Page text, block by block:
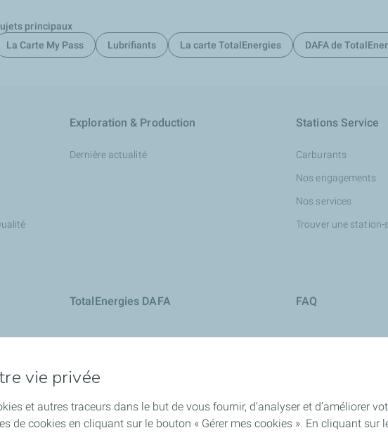
principaux
La Carte My Pass
Lubrifiants La carte TotalEnergies DAFA de
Exploration & Production
Dernière actualité
Stations Service
Carburants
Nos engagements
Nos services
Trouver une station-
TotalEnergies DAFA FAQ
vie privée
et autres traceurs dans le but de vous fournir, d’analyser et d’améliorer
de cookies en cliquant sur le bouton « Gérer mes cookies ». En cliquant sur